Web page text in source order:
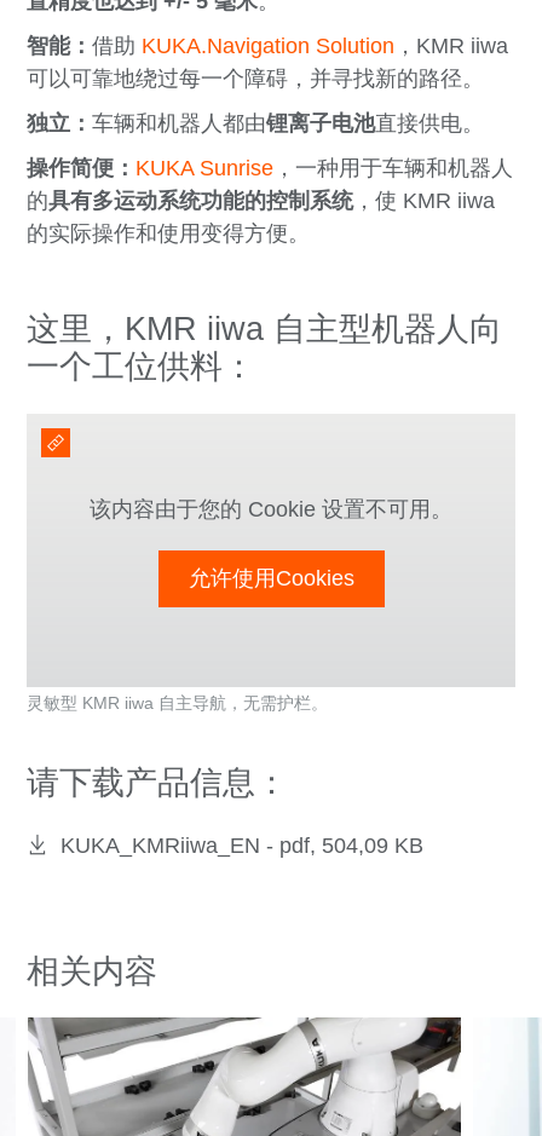
智能：借助 KUKA.Navigation Solution ，KMR iiwa
可以可靠地绕过每一个障碍，并寻找新的路径。
独立：车辆和机器人都由锂离子电池直接供电。
操作简便： KUKA Sunrise ，一种用于车辆和机器人
的具有多运动系统功能的控制系统，使 KMR iiwa
的实际操作和使用变得方便。
这里，KMR iiwa 自主型机器人向
一个工位供料：
该内容由于您的 Cookie 设置不可用。
允许使用Cookies
灵敏型 KMR iiwa 自主导航，无需护栏。
请下载产品信息：
KUKA_KMRiiwa_EN - pdf, 504,09 KB
相关内容